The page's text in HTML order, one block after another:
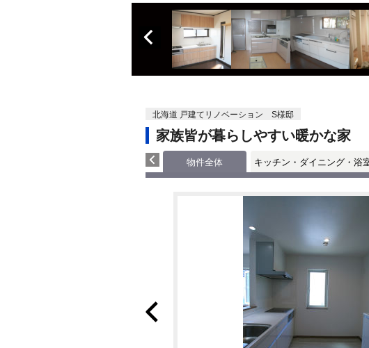
北海道 戸建てリノベーション S様邸
家族皆が暮らしやすい暖かな家
物件全体 キッチン・ダイニング・浴